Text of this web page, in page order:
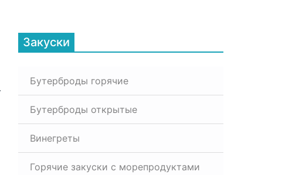
Закуски
Бутерброды горячие
Бутерброды открытые
Винегреты
Горячие закуски с морепродуктами